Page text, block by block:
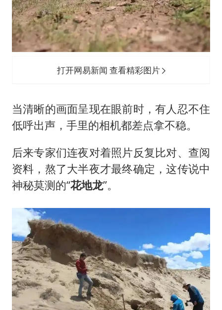
打开网易新闻 查看精彩图片
当清晰的画面呈现在眼前时，有人忍不住
低呼出声，手里的相机都差点拿不稳。
后来专家们连夜对着照片反复比对、查阅
资料，熬了大半夜才最终确定，这传说中
神秘莫测的“花地龙”。